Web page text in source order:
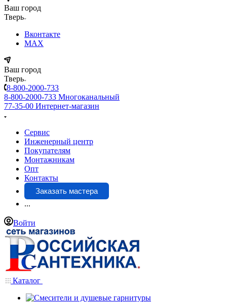
Ваш город
Тверь
Вконтакте
MAX
Ваш город
Тверь
8-800-2000-733
8-800-2000-733 Многоканальный
77-35-00 Интернет-магазин
Сервис
Инженерный центр
Покупателям
Монтажникам
Опт
Контакты
Заказать мастера
...
Войти
Каталог